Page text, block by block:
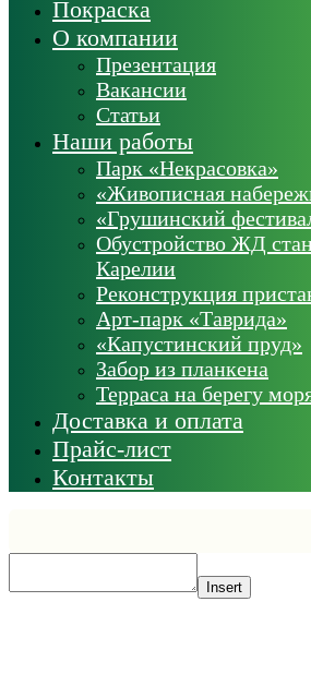
Покраска
О компании
Презентация
Вакансии
Статьи
Наши работы
Парк «Некрасовка»
«Живописная
«Грушинский
Обустройство ЖД
Карелии
Реконструкция
Арт-парк «Таврида»
«Капустинский пруд»
Забор из планкена
Терраса на берегу
Доставка и оплата
Прайс-лист
Контакты
Insert